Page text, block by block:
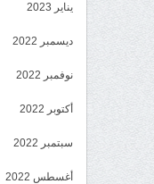
يناير 2023
ديسمبر 2022
نوفمبر 2022
أكتوبر 2022
سبتمبر 2022
أغسطس 2022